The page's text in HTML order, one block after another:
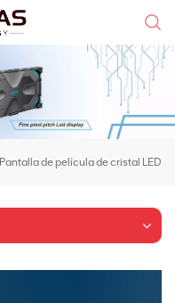
Pantalla de película de cristal LED